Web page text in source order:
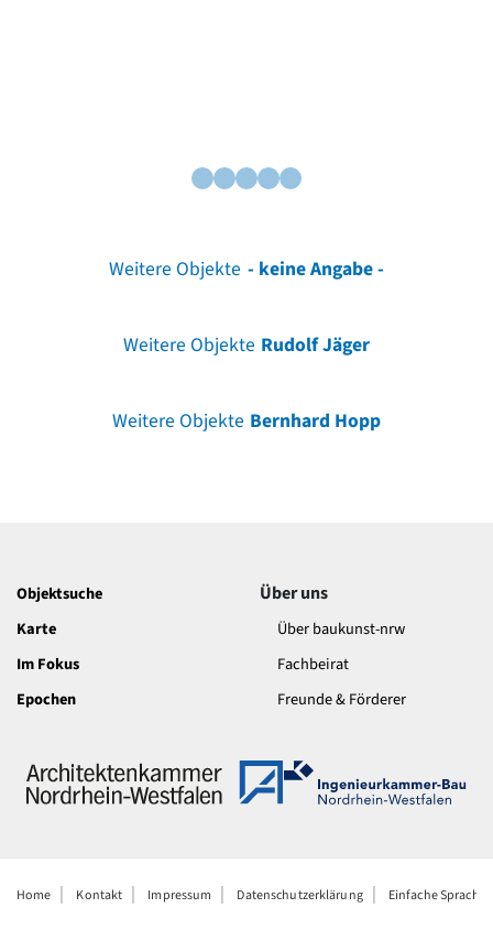
Weitere Objekte - keine Angabe -
Weitere Objekte Rudolf Jäger
Weitere Objekte Bernhard Hopp
Objektsuche
Karte
Im Fokus
Epochen
Über uns
Über baukunst-nrw
Fachbeirat
Freunde & Förderer
Home Kontakt Impressum Datenschutzerklärung Einfache Sprache